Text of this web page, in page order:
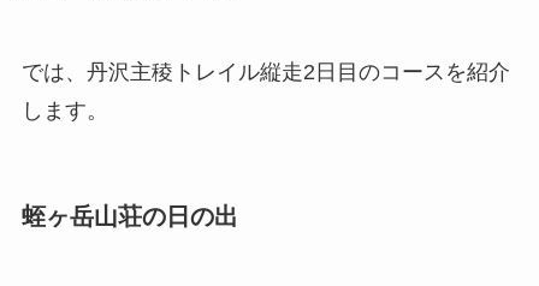
では、丹沢主稜トレイル縦走2日目のコースを紹介
します。
蛭ヶ岳山荘の日の出